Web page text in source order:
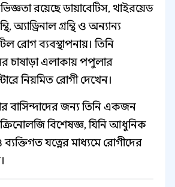
রয়েছে ডায়াবেটিস, থাইরয়েড
অ্যাড্রিনাল গ্রন্থি ও অন্যান্য
রোগ ব্যবস্থাপনায়। তিনি
চাষাড়া এলাকায় পপুলার
নিয়মিত রোগী দেখেন।
বাসিন্দাদের জন্য তিনি একজন
বিশেষজ্ঞ, যিনি আধুনিক
যত্নের মাধ্যমে রোগীদের